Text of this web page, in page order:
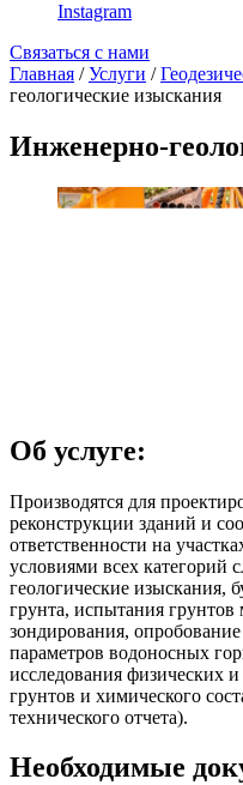
Instagram
Связаться с нами
Главная /Услуги /
геологические изыскания
Инженерно-
Об услуге:
Производятся для
реконструкции зданий и
ответственности на
условиями всех категорий
геологические изыскания,
грунта, испытания грунтов
зондирования,
параметров водоносных
исследования физических
грунтов и химического
технического отчета).
Необходимые